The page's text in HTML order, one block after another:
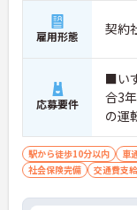
助など独自の福利
【資格を活かせるキ
アップが可能
・管理職や他職種
ンを用意
・髪色やネイルな
雇用形態 契約
応募要件
■い
合3
の運
談員
ク可
駅から徒歩10分以内 車
社会保険完備
交通費支給